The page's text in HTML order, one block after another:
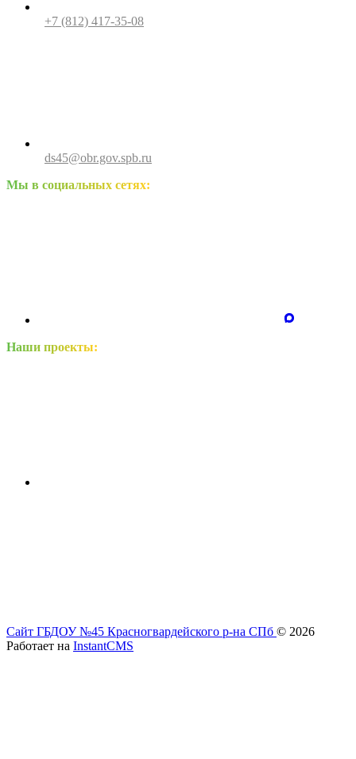
+7 (812) 417-35-08
ds45@obr.gov.spb.ru
Мы в социальных сетях:
Наши проекты:
Сайт ГБДОУ №45 Красногвардейского р-на СПб © 2026
Работает на InstantCMS